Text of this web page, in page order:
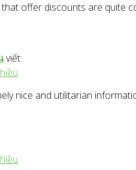
offer discounts are quite
viết:
nice and utilitarian